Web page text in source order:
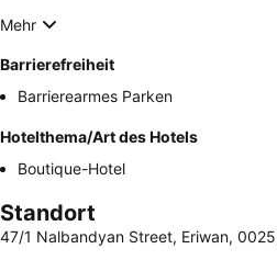
Mehr
Barrierefreiheit
Barrierearmes Parken
Hotelthema/Art des Hotels
Boutique-Hotel
Standort
47/1 Nalbandyan Street, Eriwan,